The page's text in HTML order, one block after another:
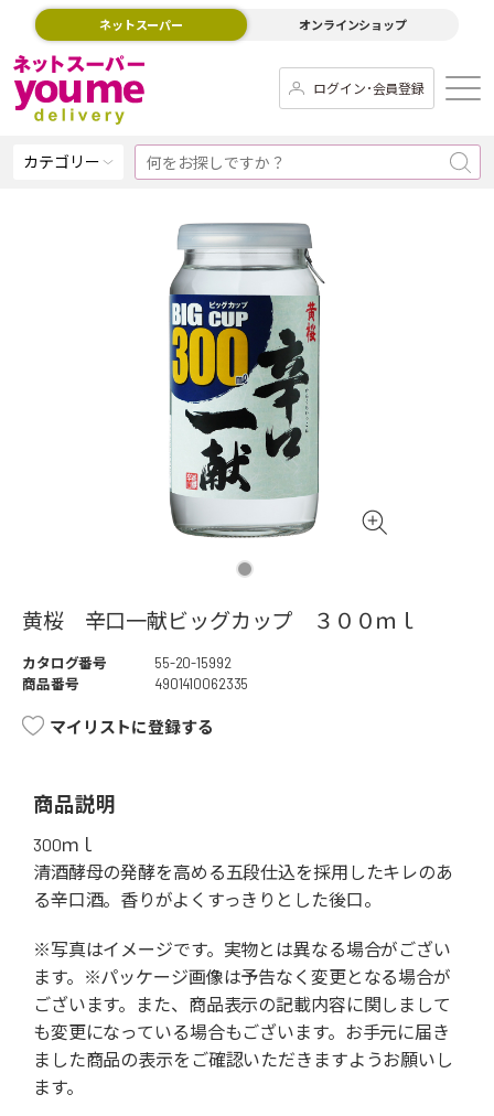
ネットスーパー オンラインショップ
ログイン･会員登録
カテゴリー
黄桜 辛口一献ビッグカップ ３００ｍｌ
カタログ番号
55-20-15992
商品番号
4901410062335
マイリストに登録する
商品説明
300ｍｌ
清酒酵母の発酵を高める五段仕込を採用したキレのあ
る辛口酒。香りがよくすっきりとした後口。
※写真はイメージです。実物とは異なる場合がござい
ます。※パッケージ画像は予告なく変更となる場合が
ございます。また、商品表示の記載内容に関しまして
も変更になっている場合もございます。お手元に届き
ました商品の表示をご確認いただきますようお願いし
ます。